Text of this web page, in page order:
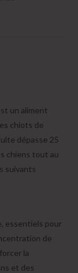
un aliment
chiots de
dépasse 25
chiens tout au
suivants
essentiels pour
de
la
et des